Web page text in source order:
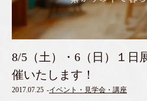
8/5（土）・6（日）１日
催いたします！
2017.07.25 -イベント・見学会・講座